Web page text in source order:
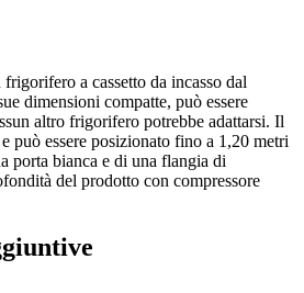
a cassetto da incasso dal
dimensioni compatte, può essere
altro frigorifero potrebbe adattarsi. Il
può essere posizionato fino a 1,20 metri
porta bianca e di una flangia di
del prodotto con compressore